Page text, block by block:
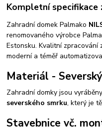
Kompletní specifikace
Zahradní domek Palmako
renomovaného výrobce
Estonsku. Kvalitní zpracování
moderní a téměř
Materiál -
Zahradní domky jsou
severského smrku, který je
Stavebnice vč.